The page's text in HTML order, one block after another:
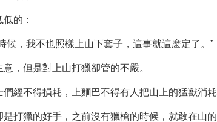
的：
候，我不也照樣上山下套子，這事就這麽定了。”
，但是對上山打獵卻管的不嚴。
經不得損耗，上麵巴不得有人把山上的猛獸消耗
是打獵的好手，之前沒有獵槍的時候，就敢在山的